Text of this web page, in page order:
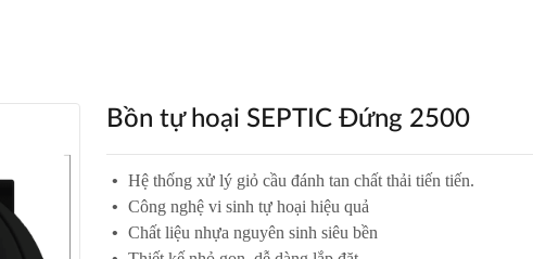
Bồn INOX
SHG GROUP
Bồn tự hoại SEPTIC Đứng 2500
Hệ thống xử lý giỏ cầu đánh tan chất thải tiến tiến.
Công nghệ vi sinh tự hoại hiệu quả
Chất liệu nhựa nguyên sinh siêu bền